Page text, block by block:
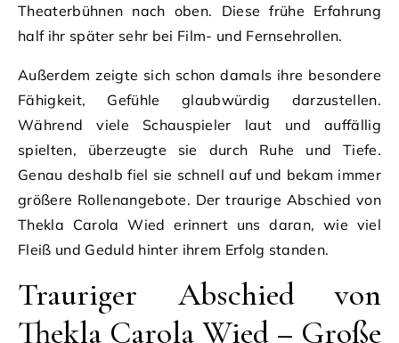
Theaterbühnen nach oben. Diese frühe Erfahrung
half ihr später sehr bei Film- und Fernsehrollen.
Außerdem zeigte sich schon damals ihre besondere
Fähigkeit, Gefühle glaubwürdig darzustellen.
Während viele Schauspieler laut und auffällig
spielten, überzeugte sie durch Ruhe und Tiefe.
Genau deshalb fiel sie schnell auf und bekam immer
größere Rollenangebote. Der traurige Abschied von
Thekla Carola Wied erinnert uns daran, wie viel
Fleiß und Geduld hinter ihrem Erfolg standen.
Trauriger Abschied von
Thekla Carola Wied – Große